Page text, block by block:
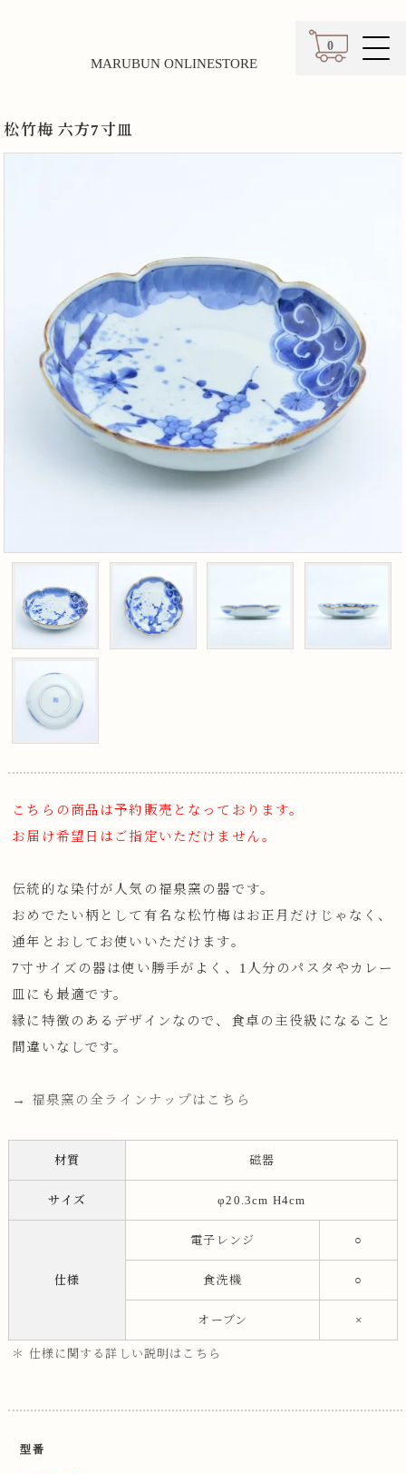
0
カート
MARUBUN ONLINESTORE
松竹梅 六方7寸皿
こちらの商品は予約販売となっております。
お届け希望日はご指定いただけません。
伝統的な染付が人気の福泉窯の器です。
おめでたい柄として有名な松竹梅はお正月だけじゃなく、
通年とおしてお使いいただけます。
7寸サイズの器は使い勝手がよく、1人分のパスタやカレー
皿にも最適です。
縁に特徴のあるデザインなので、食卓の主役級になること
間違いなしです。
→ 福泉窯の全ラインナップはこちら
材質 磁器
サイズ φ20.3cm H4cm
仕様
電子レンジ ○
食洗機 ○
オーブン ×
＊ 仕様に関する詳しい説明はこちら
型番